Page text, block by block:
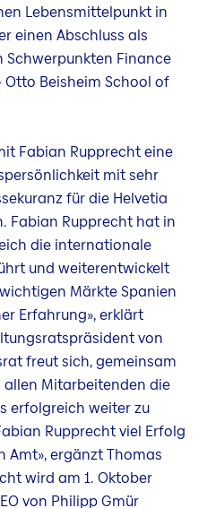
Lebensmittelpunkt in
einen Abschluss als
Finance
Otto Beisheim School of
Fabian Rupprecht eine
mit sehr
für die Helvetia
Fabian Rupprecht hat in
die internationale
und weiterentwickelt
Märkte Spanien
Erfahrung», erklärt
von
freut sich, gemeinsam
Mitarbeitenden die
erfolgreich weiter zu
Rupprecht viel Erfolg
Amt», ergänzt Thomas
wird am 1. Oktober
von Philipp Gmür